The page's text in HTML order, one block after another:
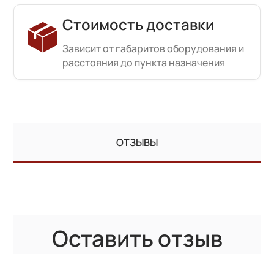
Стоимость доставки
Зависит от габаритов оборудования и
расстояния до пункта назначения
ОТЗЫВЫ
Оставить отзыв